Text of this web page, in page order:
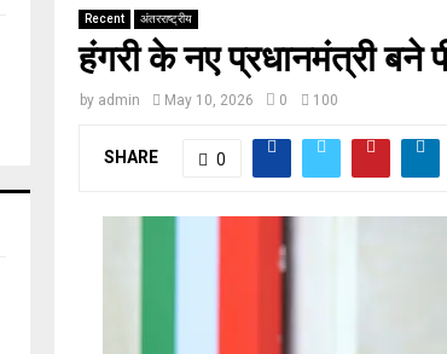
Recent अंतरराष्ट्रीय
हंगरी के नए प्रधानमंत्री बने
by admin May 10, 2026 0 100
SHARE 0